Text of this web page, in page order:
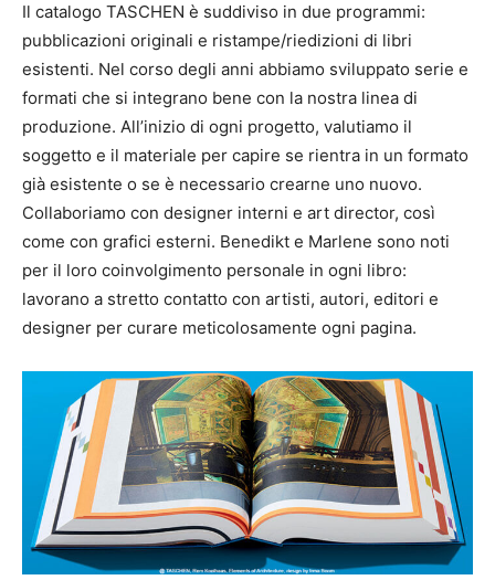
Il catalogo TASCHEN è suddiviso in due programmi:
pubblicazioni originali e ristampe/riedizioni di libri
esistenti. Nel corso degli anni abbiamo sviluppato serie e
formati che si integrano bene con la nostra linea di
produzione. All’inizio di ogni progetto, valutiamo il
soggetto e il materiale per capire se rientra in un formato
già esistente o se è necessario crearne uno nuovo.
Collaboriamo con designer interni e art director, così
come con grafici esterni. Benedikt e Marlene sono noti
per il loro coinvolgimento personale in ogni libro:
lavorano a stretto contatto con artisti, autori, editori e
designer per curare meticolosamente ogni pagina.